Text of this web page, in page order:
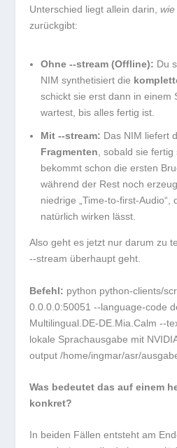
Unterschied liegt allein darin,wie
zurückgibt:
Ohne--stream (Offline): Du
NIM synthetisiert die
schickt sie erst dann in einem
wartest, bis alles fertig ist.
Mit--stream: Das NIM liefert
Fragmenten, sobald sie fertig
bekommt schon die ersten
während der Rest noch
niedrige „Time-to-first-Audio“,
natürlich wirken lässt.
Also geht es jetzt nur darum zu
--stream überhaupt geht.
Befehl: python python-clients/
0.0.0.0:50051 --language-code
Multilingual.DE-DE.Mia.Calm --
lokale Sprachausgabe mit
output /home/ingmar/asr/
Was bedeutet das auf einem
konkret?
In beiden Fällen entsteht am